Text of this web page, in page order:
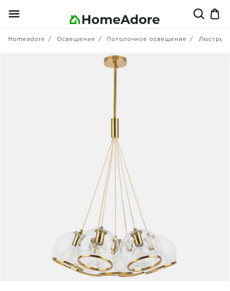
Homeadore Освещение Потолочное освещение Люстры